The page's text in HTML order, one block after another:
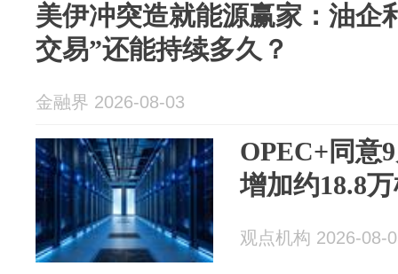
美伊冲突造就能源赢家：油企
交易”还能持续多久？
金融界 2026-08-03
OPEC+同意
增加约18.8
观点机构 2026-08-